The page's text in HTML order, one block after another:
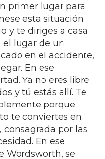
primer lugar para
esta situación:
y te diriges a casa
el lugar de un
en el accidente,
En ese
Ya no eres libre
y tú estás allí. Te
porque
te conviertes en
consagrada por las
En ese
Wordsworth, se